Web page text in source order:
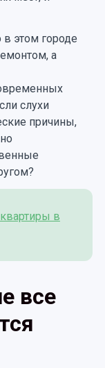
в этом городе
а
слухи
причины,
в
все